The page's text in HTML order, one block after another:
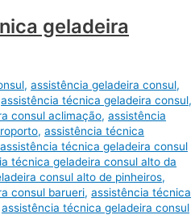
geladeira
,assistência geladeira consul,
assistência técnica geladeira consul,
consul aclimação,assistência
,assistência técnica
assistência técnica geladeira consul
técnica geladeira consul alto da
consul alto de pinheiros,
consul barueri,assistência técnica
assistência técnica geladeira consul